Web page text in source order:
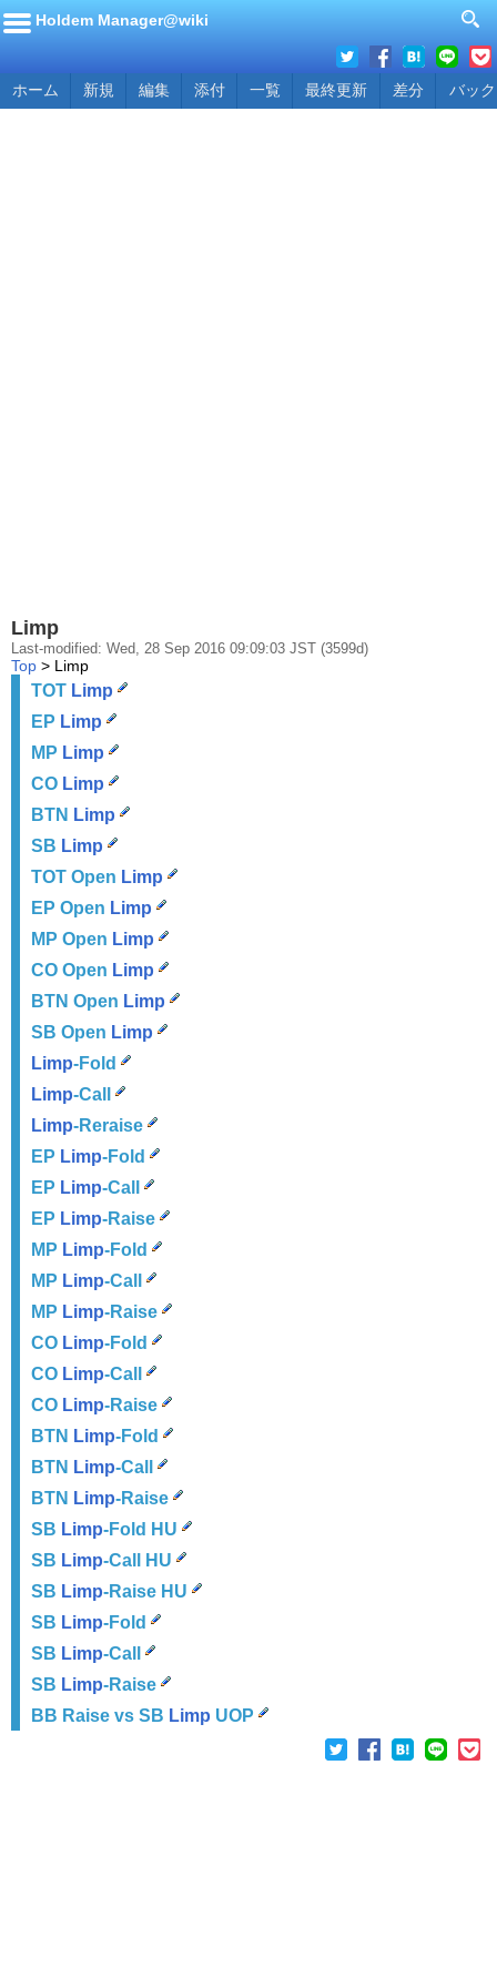
Holdem Manager@wiki
ホーム 新規 編集 添付 一覧 最終更新 差分 バッ
Limp
Last-modified: Wed, 28 Sep 2016 09:09:03 JST (3599d)
Top > Limp
TOT Limp
EP Limp
MP Limp
CO Limp
BTN Limp
SB Limp
TOT Open Limp
EP Open Limp
MP Open Limp
CO Open Limp
BTN Open Limp
SB Open Limp
Limp-Fold
Limp-Call
Limp-Reraise
EP Limp-Fold
EP Limp-Call
EP Limp-Raise
MP Limp-Fold
MP Limp-Call
MP Limp-Raise
CO Limp-Fold
CO Limp-Call
CO Limp-Raise
BTN Limp-Fold
BTN Limp-Call
BTN Limp-Raise
SB Limp-Fold HU
SB Limp-Call HU
SB Limp-Raise HU
SB Limp-Fold
SB Limp-Call
SB Limp-Raise
BB Raise vs SB Limp UOP